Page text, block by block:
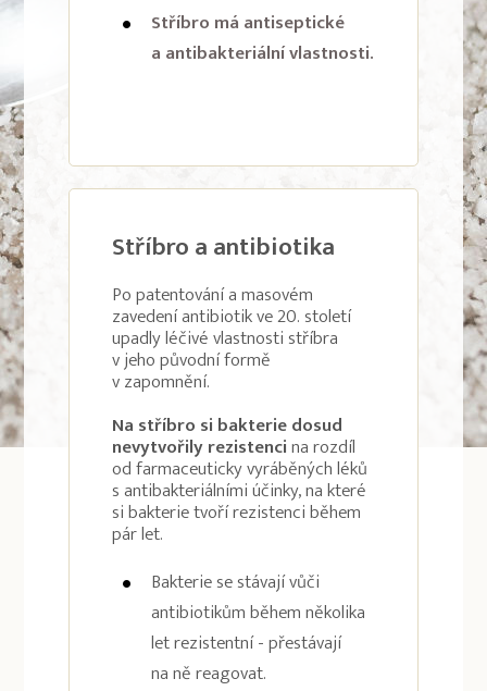
Stříbro má antiseptické
a antibakteriální vlastnosti.
Stříbro a antibiotika
Po patentování a masovém
zavedení antibiotik ve 20. století
upadly léčivé vlastnosti stříbra
v jeho původní formě
v zapomnění.
Na stříbro si bakterie dosud
nevytvořily rezistencina rozdíl
od farmaceuticky vyráběných léků
s antibakteriálními účinky, na které
si bakterie tvoří rezistenci během
pár let.
Bakterie se stávají vůči
antibiotikům během několika
let rezistentní - přestávají
na ně reagovat.